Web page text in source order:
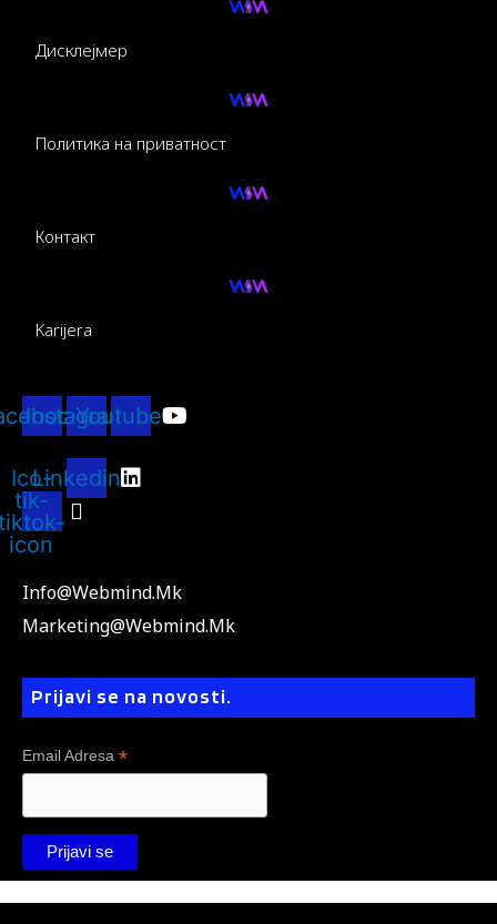
Дисклејмер
Политика на приватност
Контакт
Karijera
Instagram
Youtube
Ico-
tik-
icon
Linkedin
Info@webmind.mk
Marketing@webmind.mk
Prijavi se na novosti.
Email Adresa *